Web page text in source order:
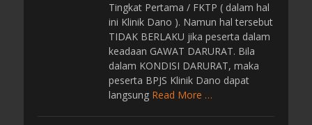
Tingkat Pertama / FKTP ( dalam hal
ini Klinik Dano ). Namun hal tersebut
TIDAK BERLAKU jika peserta dalam
keadaan GAWAT DARURAT. Bila
dalam KONDISI DARURAT, maka
peserta BPJS Klinik Dano dapat
langsung Read More …